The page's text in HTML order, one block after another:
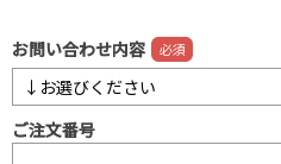
お問い合わせ内容
ご注文番号